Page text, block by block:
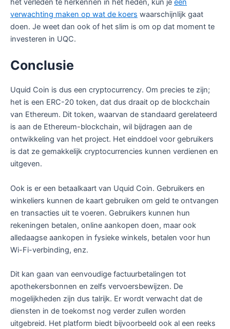
het verleden te herkennen in het heden, kun je een
verwachting maken op wat de koers waarschijnlijk gaat
doen. Je weet dan ook of het slim is om op dat moment te
investeren in UQC.
Conclusie
Uquid Coin is dus een cryptocurrency. Om precies te zijn;
het is een ERC-20 token, dat dus draait op de blockchain
van Ethereum. Dit token, waarvan de standaard gerelateerd
is aan de Ethereum-blockchain, wil bijdragen aan de
ontwikkeling van het project. Het einddoel voor gebruikers
is dat ze gemakkelijk cryptocurrencies kunnen verdienen en
uitgeven.
Ook is er een betaalkaart van Uquid Coin. Gebruikers en
winkeliers kunnen de kaart gebruiken om geld te ontvangen
en transacties uit te voeren. Gebruikers kunnen hun
rekeningen betalen, online aankopen doen, maar ook
alledaagse aankopen in fysieke winkels, betalen voor hun
Wi-Fi-verbinding, enz.
Dit kan gaan van eenvoudige factuurbetalingen tot
apothekersbonnen en zelfs vervoersbewijzen. De
mogelijkheden zijn dus talrijk. Er wordt verwacht dat de
diensten in de toekomst nog verder zullen worden
uitgebreid. Het platform biedt bijvoorbeeld ook al een reeks